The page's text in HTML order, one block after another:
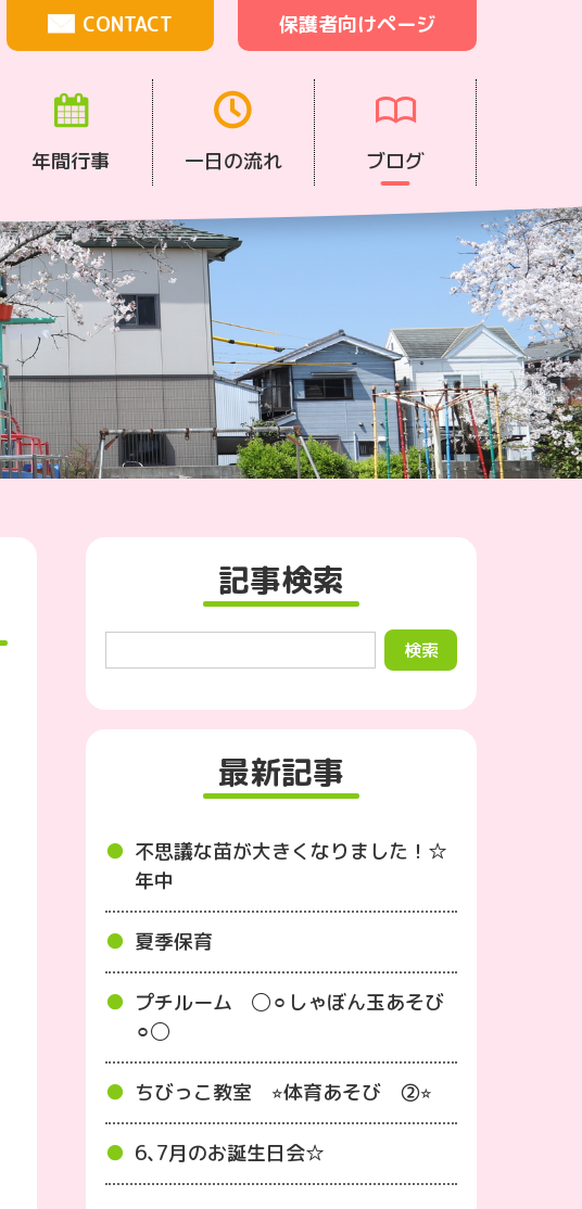
CONTACT 保護者向けページ
年間行事 一日の流れ ブログ
記事検索
最新記事
不思議な苗が大きくなりました！☆
年中
夏季保育
プチルーム ◯⚪︎しゃぼん玉あそび
⚪︎◯
ちびっこ教室 ⭐︎体育あそび ②⭐︎
6､7月のお誕生日会☆